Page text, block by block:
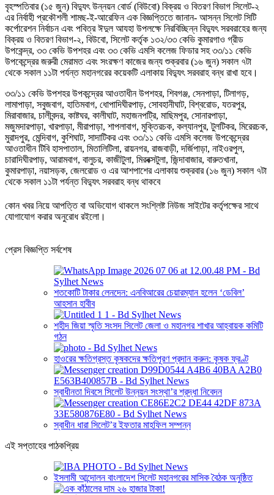
বৃহস্পতিবার (১৫ জুন) বিদ্যুৎ উন্নয়ন বোর্ড (বিউবো) বিক্রয় ও বিতরণ বিভাগ সিলেট-২
এর নির্বাহী প্রকৌশলী শামছ-ই-আরেফিন এক বিজ্ঞপ্তিতে জানান- আসন্ন সিলেট সিটি
কর্পোরেশন নির্বাচন এবং পবিত্র ঈদুল আযহা উপলক্ষে নিরবিচ্ছিন্ন বিদ্যুৎ সরবরাহের জন্য
বিক্রয় ও বিতরণ বিভাগ-২, বিউবো, সিলেট কর্তৃক ১৩২/৩৩ কেভি কুমারগাও গ্রীড
উপকেন্দ্র, ৩৩ কেভি উপশহর এবং ৩৩ কেভি এমসি কলেজ ফিডার সহ ৩৩/১১ কেভি
উপকেন্দ্রের জরুরী মেরামত এবং সংরক্ষণ কাজের জন্য শুক্রবার (১৬ জুন) সকাল ৭টা
থেকে সকাল ১১টা পর্যন্ত মহানগরের কয়েকটি এলাকায় বিদ্যুৎ সরবরাহ বন্ধ রাখা হবে।
৩৩/১১ কেভি উপশহর উপকন্দ্রের আওতাধীন উপশহর, শিবগঞ্জ, সেনপাড়া, টিলাগড়,
লামাপাড়া, সবুজবাগ, হাতিমবাগ, ধোপাদিঘীরপাড়, সোবহানীঘাট, বিশ্বরোড, যতরপুর,
মিরাবাজার, চালীবন্দর, কাষ্টঘর, কালীঘাট, মহাজনপট্রি, মাছিমপুর, সোনারপাড়া,
মজুমদারপাড়া, খারপাড়া, মীরাপাড়া, শাপলাবাগ, মুক্তিরচক, কল্যানপুর, টুলটিকর, মিরেরচক,
মুরাদপুর, মেন্দিবাগ, কুশিঘাট, সাদাটিকর এবং ৩৩/১১ কেভি এমসি কলেজ উপকেন্দ্রের
আওতাধীন টিবি হাসপাতাল, মিতালিটিলা, রায়নগর, রাজবাড়ী, দর্জিপাড়া, নাইওরপুল,
চারাদিঘীরপাড়, আরামবাগ, বালুচর, কাজীটুলা, মিরবক্সটুলা, জিন্দাবাজার, বারুতখানা,
কুমারপাড়া, নয়াসড়ক, জেলরোড ও এর আশপাশের এলাকায় শুক্রবার (১৬ জুন) সকাল ৭টা
থেকে সকাল ১১টা পর্যন্ত বিদ্যুৎ সরবরাহ বন্ধ থাকবে
কোন খবর নিয়ে আপত্তি বা অভিযোগ থাকলে সংশ্লিষ্ট নিউজ সাইটের কর্তৃপক্ষের সাথে
যোগাযোগ করার অনুরোধ রইলো।
প্রেস বিজ্ঞপ্তি সর্বশেষ
শতকোটি টাকার লেনদেন: এনবিআরের চেয়ারম্যান হলেন ‘ডেবিল’
আহসান হাবীব
শহীদ জিয়া স্মৃতি সংসদ সিলেট জেলা ও মহানগর শাখার আহ্বায়ক কমিটি
গঠন
হাওরের ক্ষতিগ্রস্ত কৃষকদের ক্ষতিপূরণ প্রদান করুন: কৃষক ফ্রণ্ট
স্বাধীনতা দিবসে সিলেট উন্নয়ন সংস্থা’র শ্রদ্ধা নিবেদন
স্বাধীন ধারা সিলেট’র ইফতার মাহফিল সম্পন্ন
এই সপ্তাহের পাঠকপ্রিয়
ইসলামী আন্দোলন বাংলাদেশ সিলেট মহানগরের মাসিক বৈঠক অনুষ্ঠিত